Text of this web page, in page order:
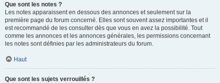
Que sont les notes ?
Les notes apparaissent en dessous des annonces et seulement sur la
première page du forum concerné. Elles sont souvent assez importantes et il
est recommandé de les consulter dès que vous en avez la possibilité. Tout
comme les annonces et les annonces générales, les permissions concernant
les notes sont définies par les administrateurs du forum.
Haut
Que sont les sujets verrouillés ?